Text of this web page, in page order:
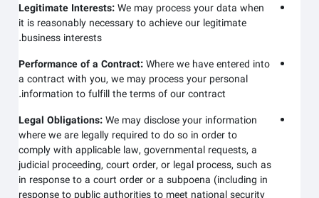
Legitimate Interests:We may process your data when
it is reasonably necessary to achieve our legitimate
business interests.
Performance of a Contract:Where we have entered into
a contract with you, we may process your personal
information to fulfill the terms of our contract.
Legal Obligations:We may disclose your information
where we are legally required to do so in order to
comply with applicable law, governmental requests, a
judicial proceeding, court order, or legal process, such as
in response to a court order or a subpoena (including in